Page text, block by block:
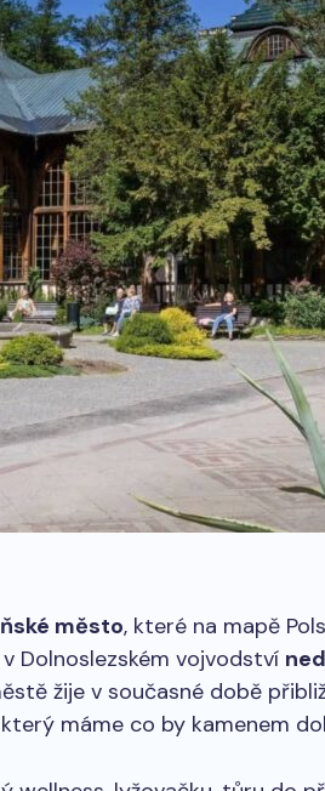
město, které na mapě
Dolnoslezském vojvodství
žije v současné době
máme co by kamenem